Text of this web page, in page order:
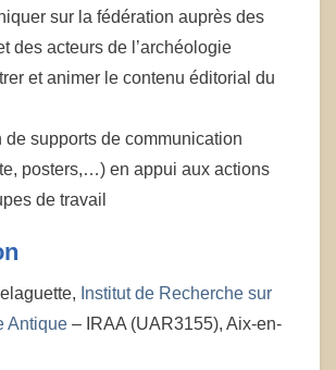
sur la fédération auprès des
des acteurs de l’archéologie
et animer le contenu éditorial du
de supports de communication
posters,…) en appui aux actions
de travail
Institut de Recherche sur
Antique – IRAA (UAR3155), Aix-en-